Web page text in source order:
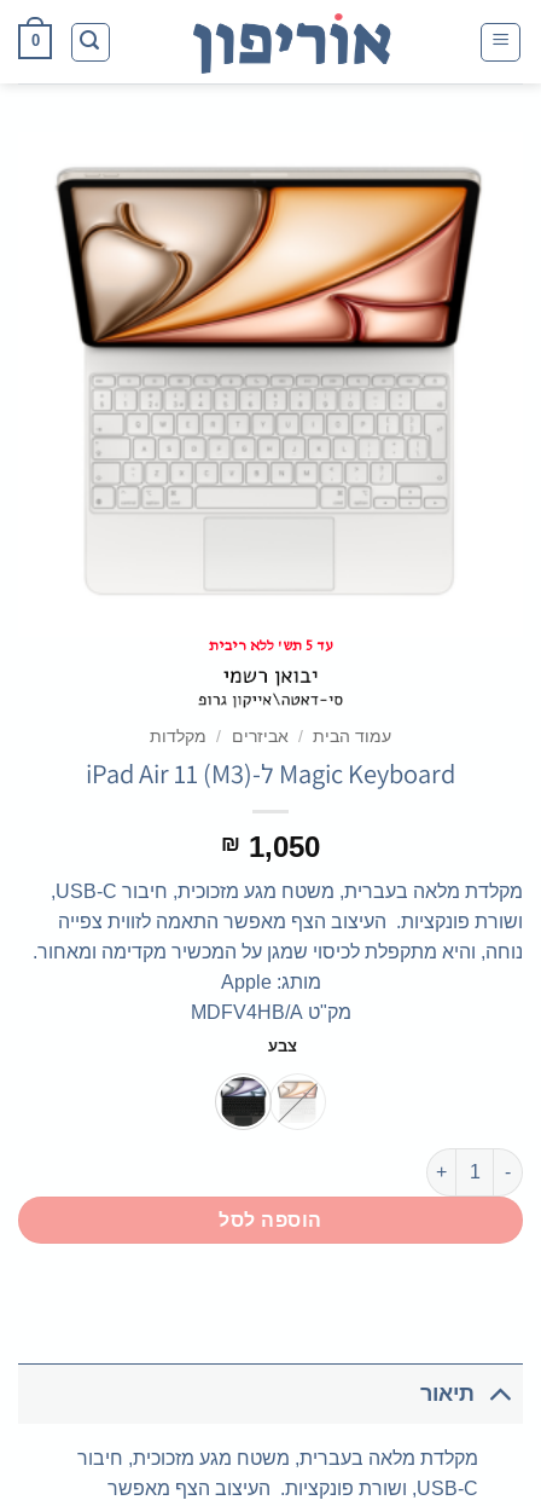
0
עד 5 תש' ללא ריבית
עמוד הבית / אביזרים / מקלדות
Magic Keyboard ל-iPad Air 11 (M3)
₪ 1,050
מקלדת מלאה בעברית, משטח מגע מזכוכית, חיבור USB‑C,
ושורת פונקציות. העיצוב הצף מאפשר התאמה לזווית צפייה
נוחה, והיא מתקפלת לכיסוי שמגן על המכשיר מקדימה ומאחור.
מותג: Apple
מק"ט MDFV4HB/A
צבע
כמות של Magic Keyboard ל-iPad Air 11 (M3)
הוספה לסל
תיאור
מקלדת מלאה בעברית, משטח מגע מזכוכית, חיבור
USB‑C, ושורת פונקציות. העיצוב הצף מאפשר